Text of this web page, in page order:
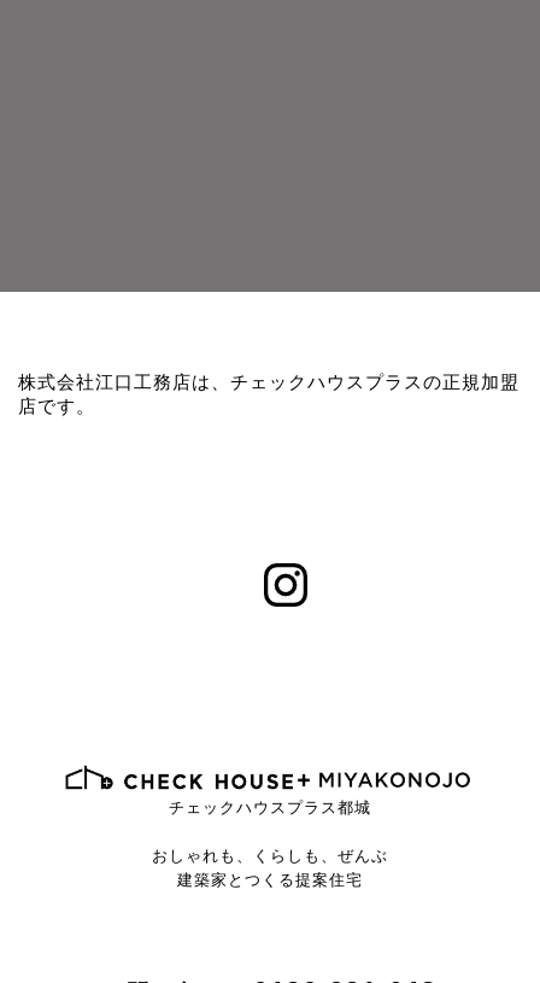
株式会社江口工務店は、チェックハウスプラスの正規加盟
店です。
チェックハウスプラス都城
おしゃれも、くらしも、ぜんぶ
建築家とつくる提案住宅